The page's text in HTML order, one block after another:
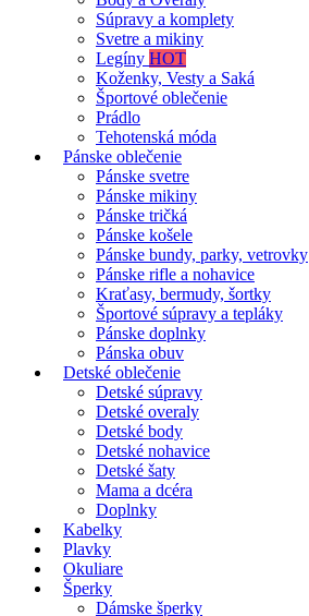
Súpravy a komplety
Svetre a mikiny
Legíny HOT
Koženky, Vesty a Saká
Športové oblečenie
Prádlo
Tehotenská móda
Pánske oblečenie
Pánske svetre
Pánske mikiny
Pánske tričká
Pánske košele
Pánske bundy, parky, vetrovky
Pánske rifle a nohavice
Kraťasy, bermudy, šortky
Športové súpravy a tepláky
Pánske doplnky
Pánska obuv
Detské oblečenie
Detské súpravy
Detské overaly
Detské body
Detské nohavice
Detské šaty
Mama a dcéra
Doplnky
Kabelky
Plavky
Okuliare
Šperky
Dámske šperky